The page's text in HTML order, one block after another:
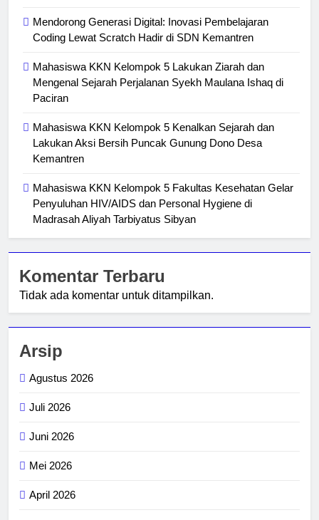
Mendorong Generasi Digital: Inovasi Pembelajaran
Coding Lewat Scratch Hadir di SDN Kemantren
Mahasiswa KKN Kelompok 5 Lakukan Ziarah dan
Mengenal Sejarah Perjalanan Syekh Maulana Ishaq di
Paciran
Mahasiswa KKN Kelompok 5 Kenalkan Sejarah dan
Lakukan Aksi Bersih Puncak Gunung Dono Desa
Kemantren
Mahasiswa KKN Kelompok 5 Fakultas Kesehatan Gelar
Penyuluhan HIV/AIDS dan Personal Hygiene di
Madrasah Aliyah Tarbiyatus Sibyan
Komentar Terbaru
Tidak ada komentar untuk ditampilkan.
Arsip
Agustus 2026
Juli 2026
Juni 2026
Mei 2026
April 2026